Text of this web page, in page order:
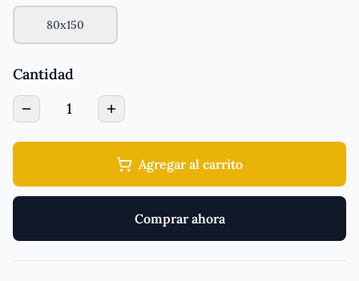
80x150
Cantidad
1
Agregar al carrito
Comprar ahora